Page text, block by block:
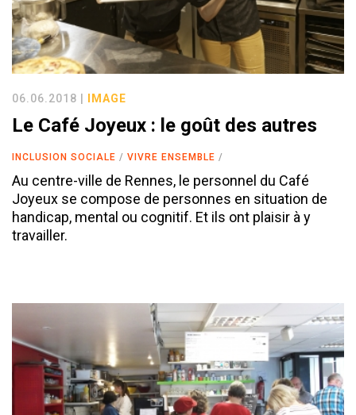
06.06.2018 | IMAGE
Le Café Joyeux : le goût des autres
INCLUSION SOCIALE VIVRE ENSEMBLE
Au centre-ville de Rennes, le personnel du Café
Joyeux se compose de personnes en situation de
handicap, mental ou cognitif. Et ils ont plaisir à y
travailler.